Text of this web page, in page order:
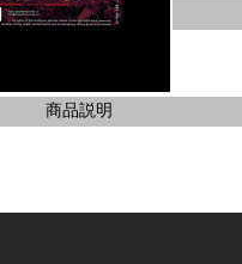
商品説明